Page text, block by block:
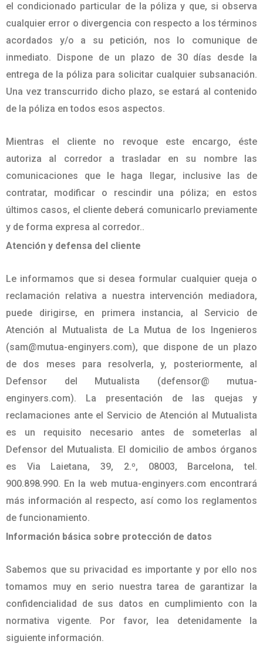
el condicionado particular de la póliza y que, si observa
cualquier error o divergencia con respecto a los términos
acordados y/o a su petición, nos lo comunique de
inmediato. Dispone de un plazo de 30 días desde la
entrega de la póliza para solicitar cualquier subsanación.
Una vez transcurrido dicho plazo, se estará al contenido
de la póliza en todos esos aspectos.
Mientras el cliente no revoque este encargo, éste
autoriza al corredor a trasladar en su nombre las
comunicaciones que le haga llegar, inclusive las de
contratar, modificar o rescindir una póliza; en estos
últimos casos, el cliente deberá comunicarlo previamente
y de forma expresa al corredor..
Atención y defensa del cliente
Le informamos que si desea formular cualquier queja o
reclamación relativa a nuestra intervención mediadora,
puede dirigirse, en primera instancia, al Servicio de
Atención al Mutualista de La Mutua de los Ingenieros
(sam@mutua-enginyers.com), que dispone de un plazo
de dos meses para resolverla, y, posteriormente, al
Defensor del Mutualista (defensor@ mutua-
enginyers.com). La presentación de las quejas y
reclamaciones ante el Servicio de Atención al Mutualista
es un requisito necesario antes de someterlas al
Defensor del Mutualista. El domicilio de ambos órganos
es Via Laietana, 39, 2.º, 08003, Barcelona, tel.
900.898.990. En la web mutua-enginyers.com encontrará
más información al respecto, así como los reglamentos
de funcionamiento.
Información básica sobre protección de datos
Sabemos que su privacidad es importante y por ello nos
tomamos muy en serio nuestra tarea de garantizar la
confidencialidad de sus datos en cumplimiento con la
normativa vigente. Por favor, lea detenidamente la
siguiente información.